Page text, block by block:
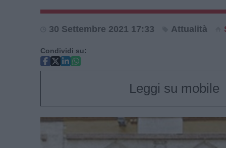
30 Settembre 2021 17:33 Attualità
Condividi su:
Leggi su mobile